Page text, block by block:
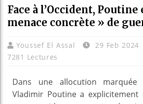
Face à l’Occident, Poutine
menace concrète » de
Youssef El Assal 29 Feb 2024
7281 Lectures
Dans une allocution
Vladimir Poutine a